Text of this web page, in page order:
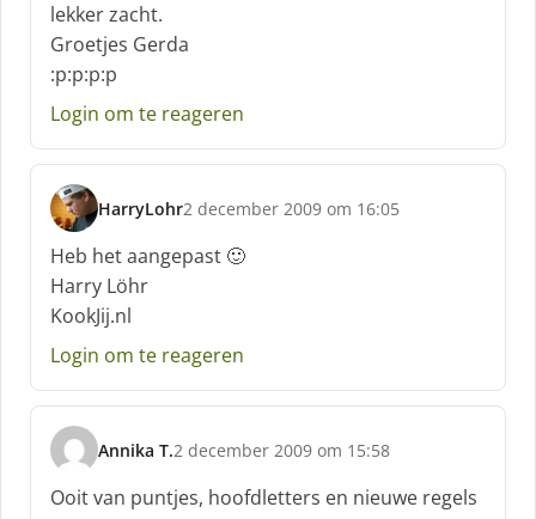
lekker zacht.
Groetjes Gerda
:p:p:p:p
Login om te reageren
HarryLohr
s
c
h
r
e
e
:
2 december 2009 om 16:05
Heb het aangepast 🙂
Harry Löhr
KookJij.nl
Login om te reageren
Annika T.
s
c
h
2 december 2009 om 15:58
Ooit van puntjes, hoofdletters en nieuwe regels